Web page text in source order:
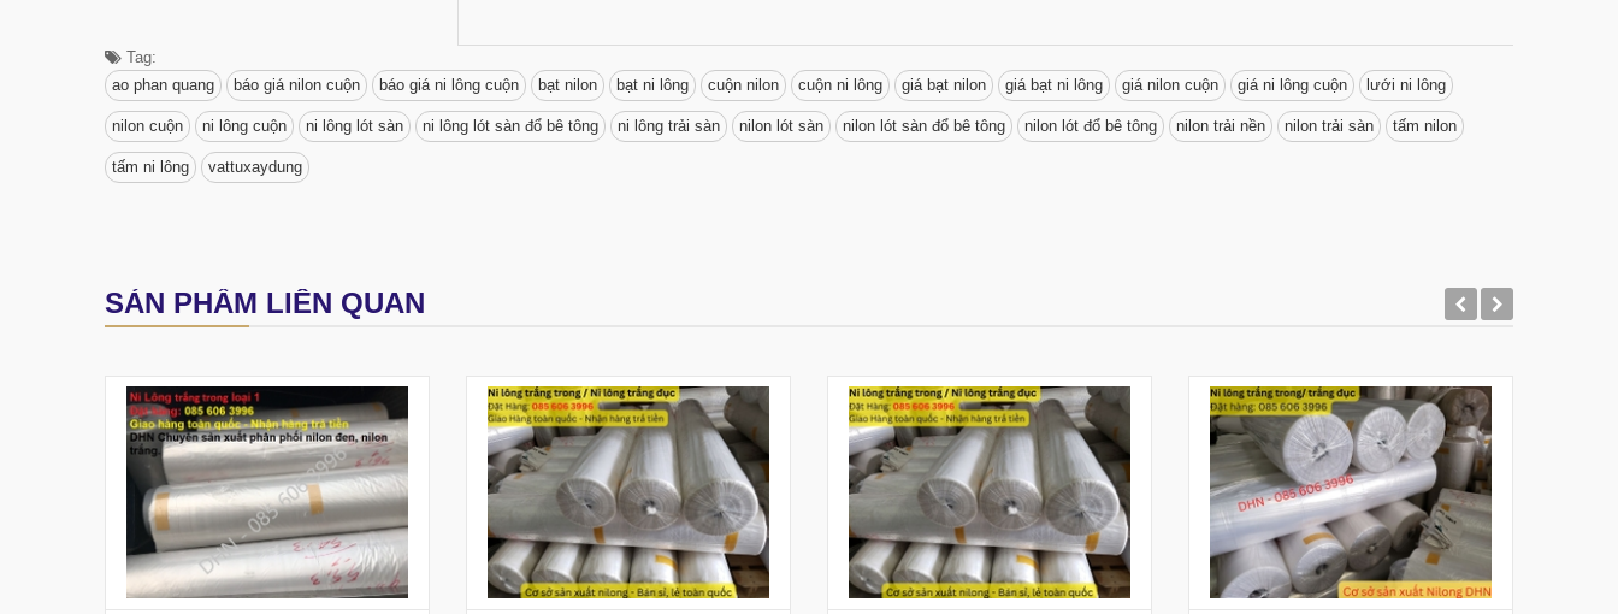
Tag:
ao phan quang
báo giá nilon cuộn báo giá ni lông cuộn bạt nilon bạt ni lông cuộn nilon cuộn ni lông giá bạt nilon giá bạt ni lông giá nilon cuộn giá ni lông cuộn lưới ni lông
nilon cuộn ni lông cuộn ni lông lót sàn ni lông lót sàn đổ bê tông ni lông trải sàn nilon lót sàn nilon lót sàn đổ bê tông nilon lót đổ bê tông nilon trải nền nilon trải sàn tấm nilon
tấm ni lông vattuxaydung
SẢN PHẨM LIÊN QUAN